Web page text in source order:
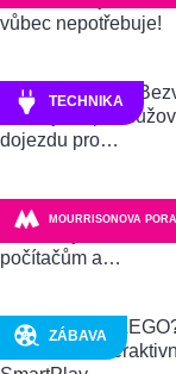
TECHNIKA
MOURRISONOVA
ZÁBAVA